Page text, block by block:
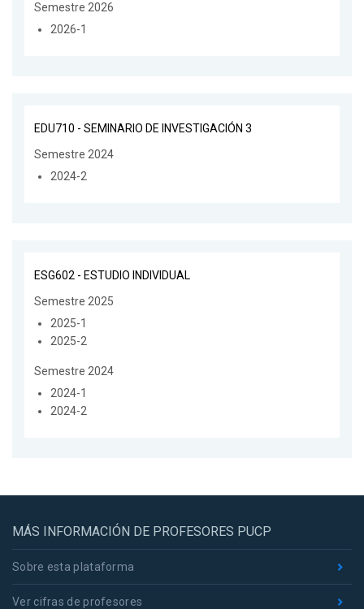
Semestre 2026
2026-1
EDU710 - SEMINARIO DE INVESTIGACIÓN 3
Semestre 2024
2024-2
ESG602 - ESTUDIO INDIVIDUAL
Semestre 2025
2025-1
2025-2
Semestre 2024
2024-1
2024-2
MÁS INFORMACIÓN DE PROFESORES PUCP
Sobre esta plataforma
Ver cifras de profesores